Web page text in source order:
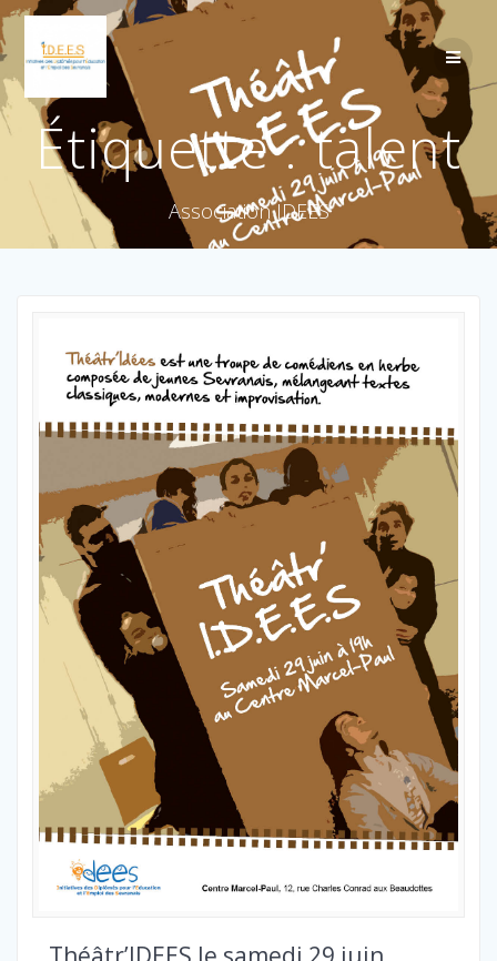
Étiquette :talent
Association IDEES